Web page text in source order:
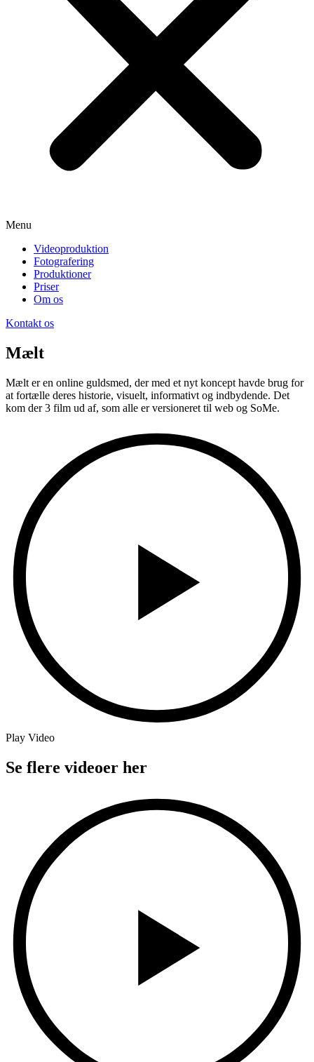
Menu
Videoproduktion
Fotografering
Produktioner
Priser
Om os
Kontakt os
Mælt
Mælt er en online guldsmed, der med et nyt koncept havde brug for
at fortælle deres historie, visuelt, informativt og indbydende. Det
kom der 3 film ud af, som alle er versioneret til web og SoMe.
Play Video
Se flere videoer her